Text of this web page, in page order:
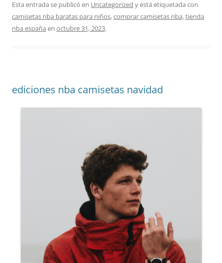
Esta entrada se publicó en Uncategorized y está etiquetada con
camisetas nba baratas para niños,comprar camisetas nba,tienda
nba españa en octubre 31, 2023.
ediciones nba camisetas navidad